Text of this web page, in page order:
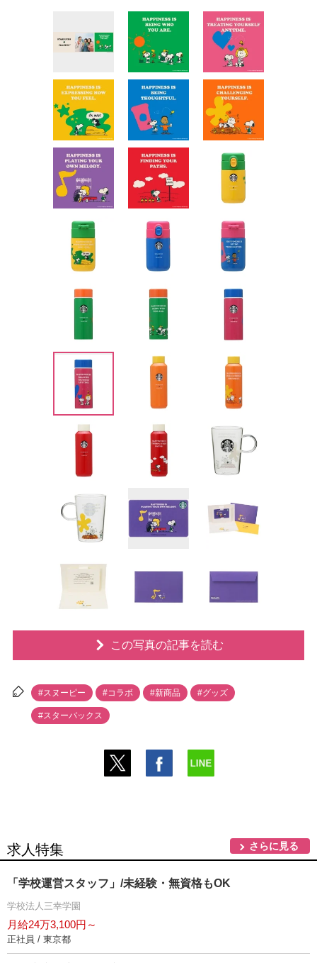
この写真の記事を読む
#スヌーピー #コラボ #新商品 #グッズ
#スターバックス
求人特集 さらに見る
「学校運営スタッフ」/未経験・無資格もOK
学校法人三幸学園
月給24万3,100円～
正社員 / 東京都